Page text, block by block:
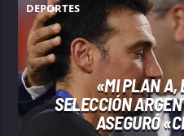
DEPORTES
«MI PLAN A,
SELECCIÓN
ASEGURÓ